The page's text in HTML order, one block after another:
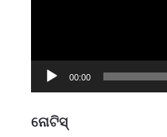
00:00
ନୋଟିସ୍